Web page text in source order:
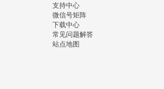
支持中心
微信号矩阵
下载中心
常见问题解答
站点地图